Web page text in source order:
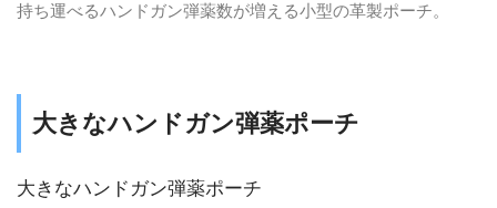
持ち運べるハンドガン弾薬数が増える小型の革製ポーチ。
大きなハンドガン弾薬ポーチ
大きなハンドガン弾薬ポーチ